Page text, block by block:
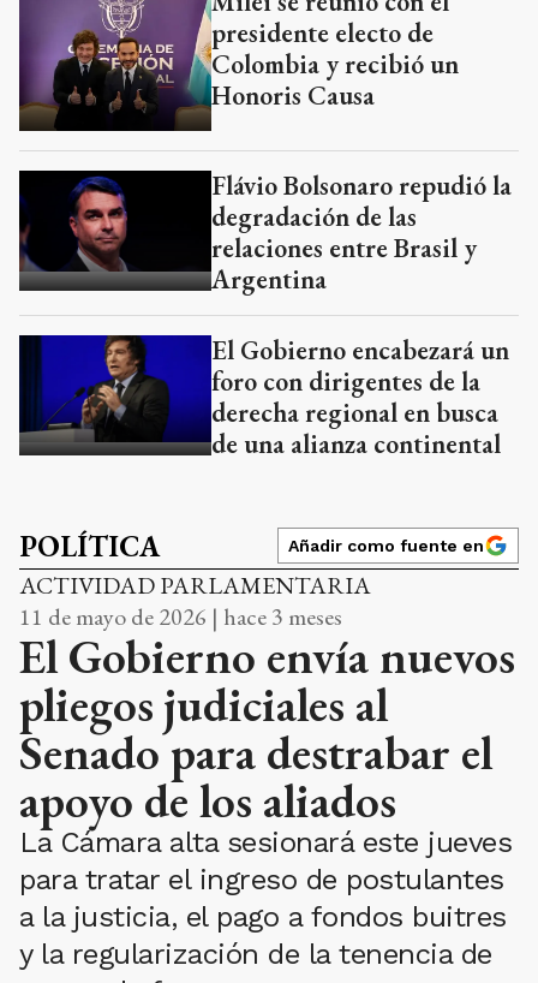
presidente electo de
Colombia y recibió un
Honoris Causa
Flávio Bolsonaro repudió la
degradación de las
relaciones entre Brasil y
Argentina
El Gobierno encabezará un
foro con dirigentes de la
derecha regional en busca
de una alianza continental
POLÍTICA Añadir como fuente en
ACTIVIDAD PARLAMENTARIA
11 de mayo de 2026 | hace 3 meses
El Gobierno envía nuevos
pliegos judiciales al
Senado para destrabar el
apoyo de los aliados
La Cámara alta sesionará este jueves
para tratar el ingreso de postulantes
a la justicia, el pago a fondos buitres
y la regularización de la tenencia de